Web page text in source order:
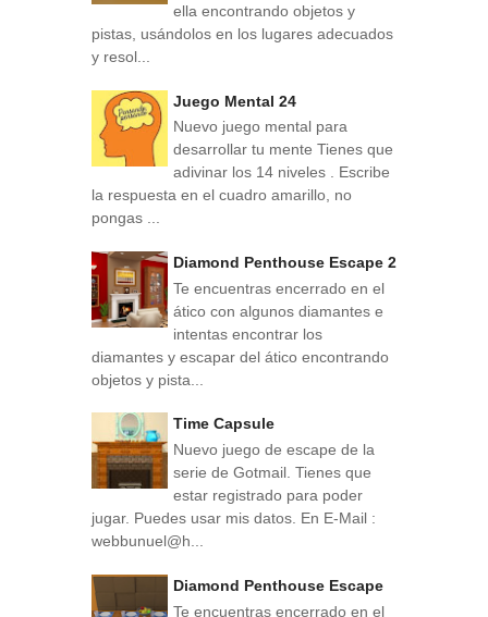
ella encontrando objetos y
pistas, usándolos en los lugares adecuados
y resol...
Juego Mental 24
Nuevo juego mental para
desarrollar tu mente Tienes que
adivinar los 14 niveles . Escribe
la respuesta en el cuadro amarillo, no
pongas ...
Diamond Penthouse Escape 2
Te encuentras encerrado en el
ático con algunos diamantes e
intentas encontrar los
diamantes y escapar del ático encontrando
objetos y pista...
Time Capsule
Nuevo juego de escape de la
serie de Gotmail. Tienes que
estar registrado para poder
jugar. Puedes usar mis datos. En E-Mail :
webbunuel@h...
Diamond Penthouse Escape
Te encuentras encerrado en el